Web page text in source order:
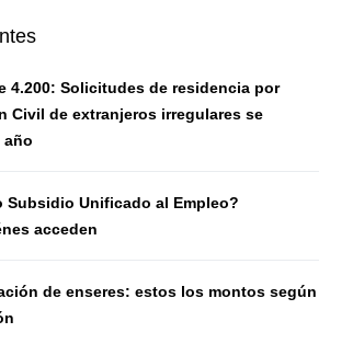
4.200: Solicitudes de residencia por
Civil de extranjeros irregulares se
año
Subsidio Unificado al Empleo?
acceden
de enseres: estos los montos según